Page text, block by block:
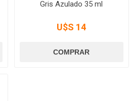
Gris Azulado 35 ml
U$S 14